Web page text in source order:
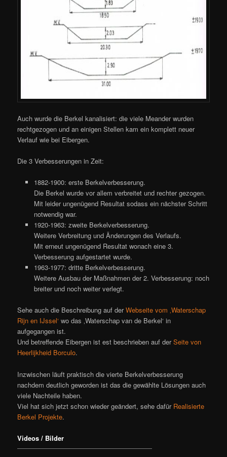
Auch wurde die Berkel kanalisiert: die viele Meander wurden
rechtgezogen und an einigen Stellen kam ein komplett neuer
Verlauf wie bei Eibergen.
Die 3 Verbesserungen in Zeit:
1882-1900: erste Berkelverbesserung.
Die Berkel wurde vor allem verbreitet und rechter gezogen.
Mit leider ungenügend Resultat sodass ein nächster Schritt
notwendig war.
1920-1963: zweite Berkelverbesserung.
Weitere Verbreitung und Änderungen des Verlaufs.
Mit erneut ungenügend Resultat wonach eine 3.
Verbesserung aufgestartet wurde.
1963-1977: dritte Berkelverbesserung.
Weitere Ausbau der Maßnahmen der 2. Verbesserung: noch
breiter und noch weiter verlegt.
Sehe auch die Beschreibung auf derWebseite vom ‚Waterschap
Rijn en IJssel‘ wo das ‚Waterschap van de Berkel‘ in
aufgegangen ist.
Und betreffende Eibergen ist est beschrieben auf derSeite von
Heerlijkheid Borculo.
Inzwischen läuft praktisch die vierte Berkelverbesserung
nachdem deutlich geworden ist das die gewählte Lösungen auch
viele Nachteile haben.
Viel hat sich jetzt schon wieder geändert, sehe dafür Realisierte
Berkel Projekte.
Videos / Bilder